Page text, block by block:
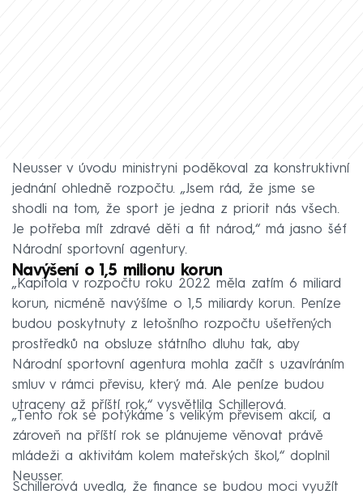
Neusser v úvodu ministryni poděkoval za konstruktivní
jednání ohledně rozpočtu. „Jsem rád, že jsme se
shodli na tom, že sport je jedna z priorit nás všech.
Je potřeba mít zdravé děti a fit národ,“ má jasno šéf
Národní sportovní agentury.
Navýšení o 1,5 milionu korun
„Kapitola v rozpočtu roku 2022 měla zatím 6 miliard
korun, nicméně navýšíme o 1,5 miliardy korun. Peníze
budou poskytnuty z letošního rozpočtu ušetřených
prostředků na obsluze státního dluhu tak, aby
Národní sportovní agentura mohla začít s uzavíráním
smluv v rámci převisu, který má. Ale peníze budou
utraceny až příští rok,“ vysvětlila Schillerová.
„Tento rok se potýkáme s velikým převisem akcií, a
zároveň na příští rok se plánujeme věnovat právě
mládeži a aktivitám kolem mateřských škol,“ doplnil
Neusser.
Schillerová uvedla, že finance se budou moci využít